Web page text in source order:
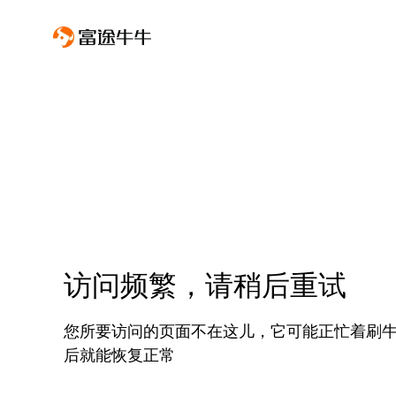
访问频繁，请稍后重试
您所要访问的页面不在这儿，它可能正忙着刷
后就能恢复正常